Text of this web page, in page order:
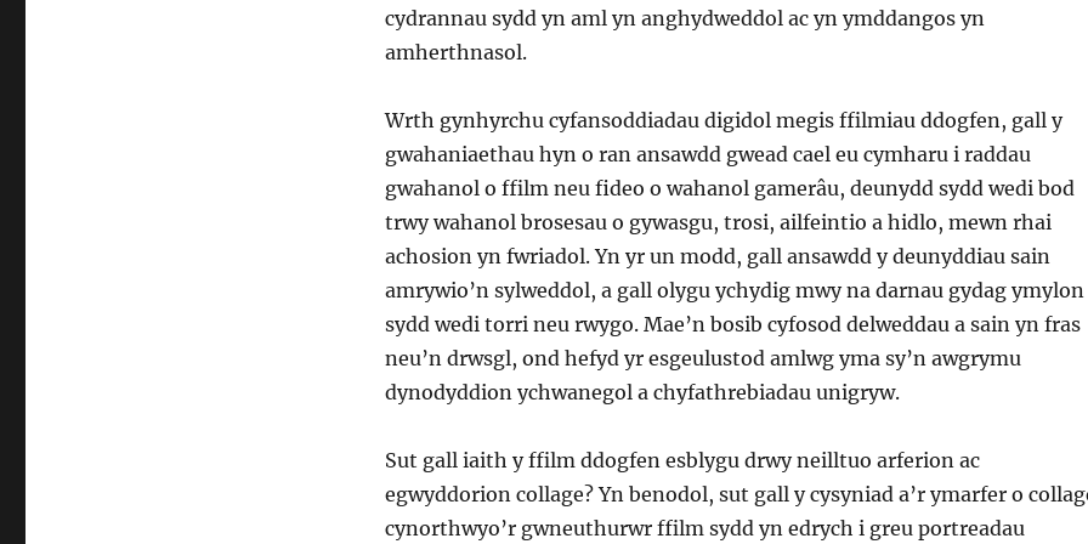
cydrannau sydd yn aml yn anghydweddol ac yn ymddangos yn
amherthnasol.
Wrth gynhyrchu cyfansoddiadau digidol megis ffilmiau ddogfen, gall y
gwahaniaethau hyn o ran ansawdd gwead cael eu cymharu i raddau
gwahanol o ffilm neu fideo o wahanol gamerâu, deunydd sydd wedi bod
trwy wahanol brosesau o gywasgu, trosi, ailfeintio a hidlo, mewn rhai
achosion yn fwriadol. Yn yr un modd, gall ansawdd y deunyddiau sain
amrywio’n sylweddol, a gall olygu ychydig mwy na darnau gydag ymylon
sydd wedi torri neu rwygo. Mae’n bosib cyfosod delweddau a sain yn fras
neu’n drwsgl, ond hefyd yr esgeulustod amlwg yma sy’n awgrymu
dynodyddion ychwanegol a chyfathrebiadau unigryw.
Sut gall iaith y ffilm ddogfen esblygu drwy neilltuo arferion ac
egwyddorion collage? Yn benodol, sut gall y cysyniad a’r ymarfer o
cynorthwyo’r gwneuthurwr ffilm sydd yn edrych i greu portreadau